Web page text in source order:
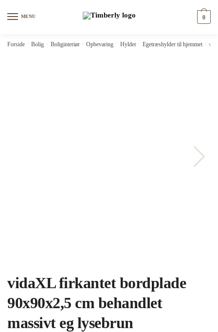
MENU 0
Forside Bolig Boliginteriør Opbevaring Hylder Egetræshylder til hjemmet
vidaXL firkantet bordplade
90x90x2,5 cm behandlet
massivt eg lysebrun